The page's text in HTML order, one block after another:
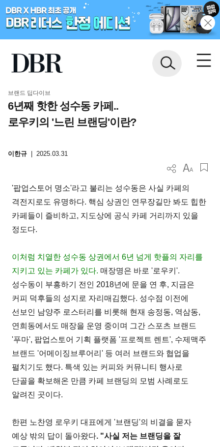
브랜드 딥다이브
6년째 핫한 성수동 카페..
로우키의 '느린 브랜딩'이란?
이한규 2025.03.31
'팝업스토어 명소'라고 불리는 성수동은 사실 카페의
격전지로도 유명하다. 핵심 상권인 연무장길만 봐도 힙한
카페들이 즐비하고, 지도상에 공식 카페 거리까지 있을
정도다.
이처럼 치열한 성수동 상권에서 6년 넘게 핫플의 자리를
지키고 있는 카페가 있다. 매장명은 바로 '로우키'.
성수동이 부흥하기 전인 2018년에 문을 연 후, 지금은
커피 덕후들의 성지로 자리매김했다. 성수점 이전에
선보인 남양주 로스터리를 비롯해 현재 송정동, 역삼동,
연희동에서도 매장을 운영 중이며 그간 스포츠 브랜드
'푸마', 팝업스토어 기획 플랫폼 '프로젝트 렌트', 수제맥주
브랜드 '어메이징브루어리' 등 여러 브랜드와 협업을
펼치기도 했다. 특색 있는 커피와 커뮤니티 행사로
단골을 확보해온 만큼 카페 브랜딩의 모범 사례로도
알려진 곳이다.
한편 노찬영 로우키 대표에게 '브랜딩'의 비결을 묻자
예상 밖의 답이 돌아왔다. "사실 저는 브랜딩을 잘